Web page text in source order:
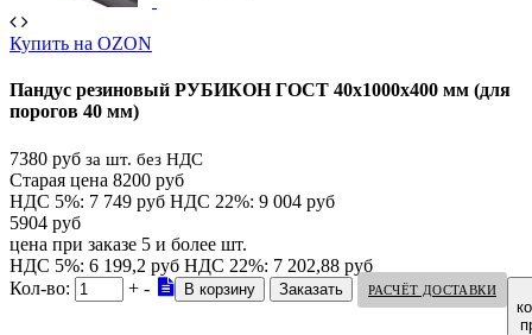
Купить на OZON
Пандус резиновый РУБИКОН ГОСТ 40х1000х400 мм (для
порогов 40 мм)
7380 руб за шт. без НДС
Старая цена 8200 руб
НДС 5%: 7 749 руб НДС 22%: 9 004 руб
5904 руб
цена при заказе 5 и более шт.
НДС 5%: 6 199,2 руб НДС 22%: 7 202,88 руб
Кол-во:
+ - РАСЧЁТ ДОСТАВКИ